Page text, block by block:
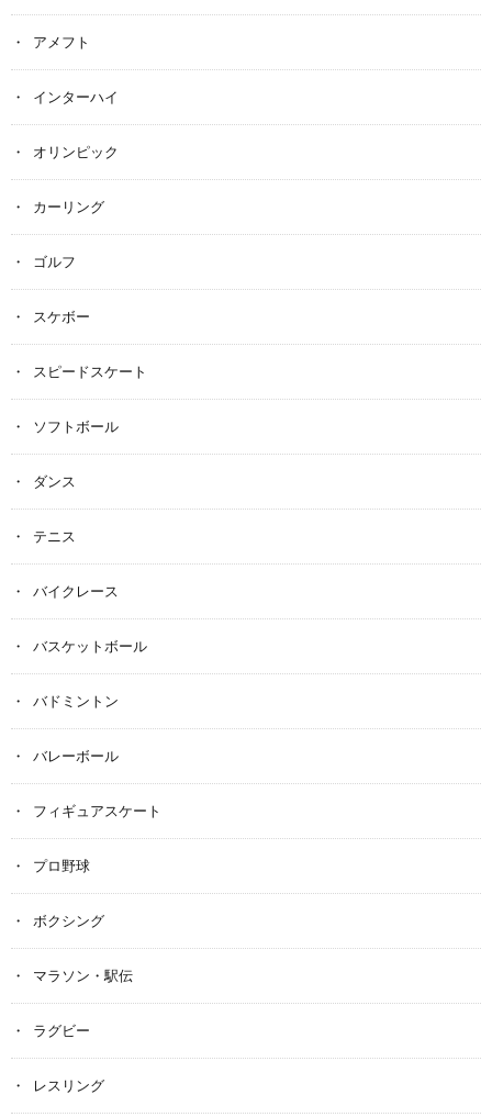
アメフト
インターハイ
オリンピック
カーリング
ゴルフ
スケボー
スピードスケート
ソフトボール
ダンス
テニス
バイクレース
バスケットボール
バドミントン
バレーボール
フィギュアスケート
プロ野球
ボクシング
マラソン・駅伝
ラグビー
レスリング